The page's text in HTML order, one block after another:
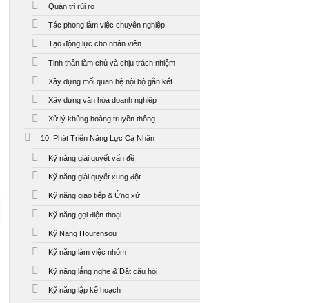
Quản trị rủi ro
Tác phong làm việc chuyên nghiệp
Tạo động lực cho nhân viên
Tinh thần làm chủ và chịu trách nhiệm
Xây dựng mối quan hệ nội bộ gắn kết
Xây dựng văn hóa doanh nghiệp
Xử lý khủng hoảng truyền thông
10. Phát Triển Năng Lực Cá Nhân
Kỹ năng giải quyết vấn đề
Kỹ năng giải quyết xung đột
Kỹ năng giao tiếp & Ứng xử
Kỹ năng gọi điện thoại
Kỹ Năng Hourensou
Kỹ năng làm việc nhóm
Kỹ năng lắng nghe & Đặt câu hỏi
Kỹ năng lập kế hoạch